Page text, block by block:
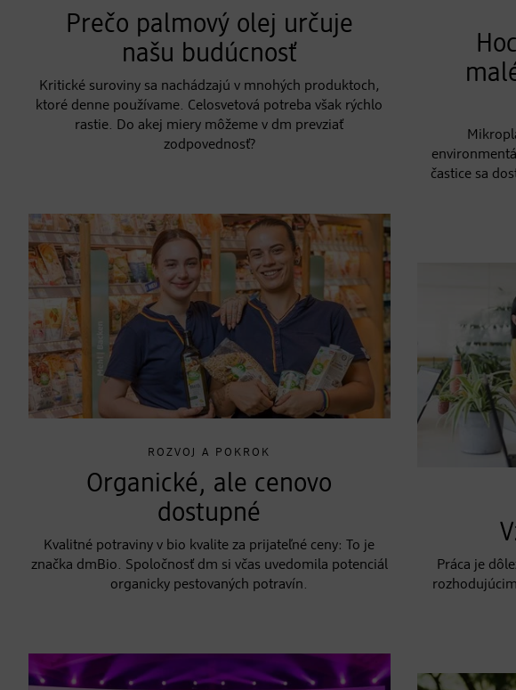
Prečo palmový olej určuje
našu budúcnosť
Kritické suroviny sa nachádzajú v mnohých produktoch,
ktoré denne používame. Celosvetová potreba však rýchlo
rastie. Do akej miery môžeme v dm prevziať
zodpovednosť?
ROZVOJ A POKROK
Organické, ale cenovo
dostupné
Kvalitné potraviny v bio kvalite za prijateľné ceny: To je
značka dmBio. Spoločnosť dm si včas uvedomila potenciál
organicky pestovaných potravín.
častice sa
Práca je